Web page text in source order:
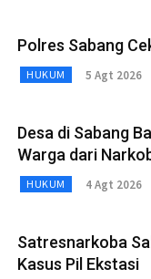
Polres Sabang
HUKUM 5 Agt 2026
Desa di Sabang
Warga dari
HUKUM 4 Agt 2026
Satresnarkoba
Kasus Pil Ekstasi